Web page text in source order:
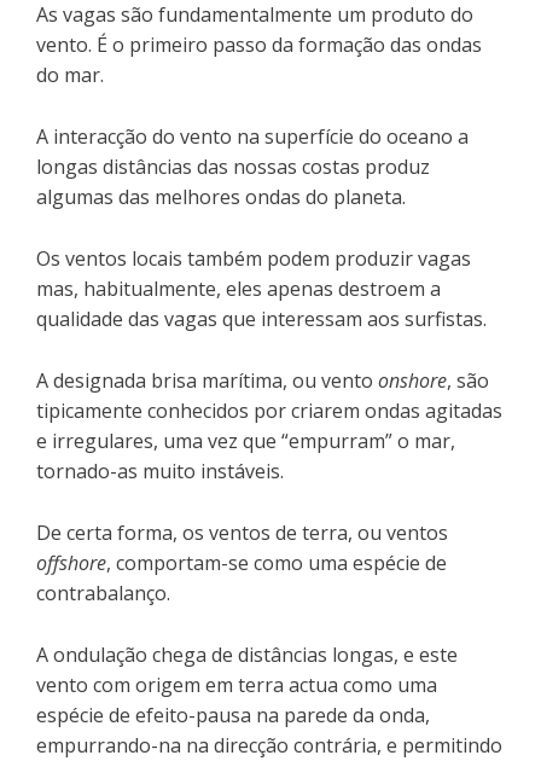
As vagas são fundamentalmente um produto do
vento. É o primeiro passo da formação das ondas
do mar.
A interacção do vento na superfície do oceano a
longas distâncias das nossas costas produz
algumas das melhores ondas do planeta.
Os ventos locais também podem produzir vagas
mas, habitualmente, eles apenas destroem a
qualidade das vagas que interessam aos surfistas.
A designada brisa marítima, ou vento onshore, são
tipicamente conhecidos por criarem ondas agitadas
e irregulares, uma vez que “empurram” o mar,
tornado-as muito instáveis.
De certa forma, os ventos de terra, ou ventos
offshore, comportam-se como uma espécie de
contrabalanço.
A ondulação chega de distâncias longas, e este
vento com origem em terra actua como uma
espécie de efeito-pausa na parede da onda,
empurrando-na na direcção contrária, e permitindo